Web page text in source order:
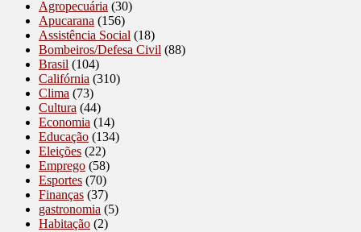
Agropecuária (30)
Apucarana (156)
Assistência Social (18)
Bombeiros/Defesa Civil (88)
Brasil (104)
Califórnia (310)
Clima (73)
Cultura (44)
Economia (14)
Educação (134)
Eleições (22)
Emprego (58)
Esportes (70)
Finanças (37)
gastronomia (5)
Habitação (2)